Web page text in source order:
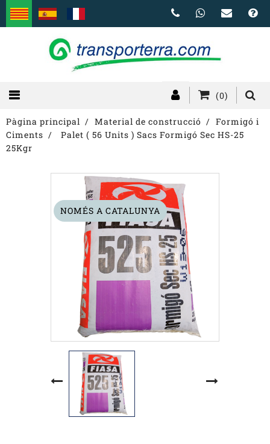
(0)
Pàgina principal Material de construcció
Formigó i
Ciments
Palet ( 56 Units ) Sacs Formigó Sec HS-25
25Kgr
NOMÉS A CATALUNYA